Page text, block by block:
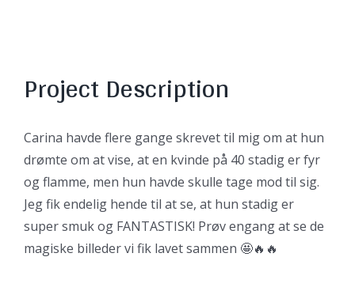
Project Description
Carina havde flere gange skrevet til mig om at hun
drømte om at vise, at en kvinde på 40 stadig er fyr
og flamme, men hun havde skulle tage mod til sig.
Jeg fik endelig hende til at se, at hun stadig er
super smuk og FANTASTISK! Prøv engang at se de
magiske billeder vi fik lavet sammen 🤩🔥🔥